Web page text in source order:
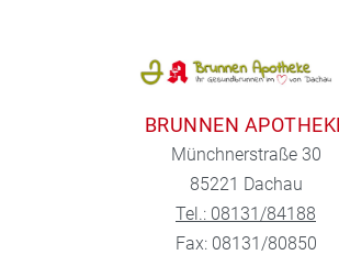
BRUNNEN
Münchnerstraße 30
85221 Dachau
Tel.: 08131/84188
Fax: 08131/80850